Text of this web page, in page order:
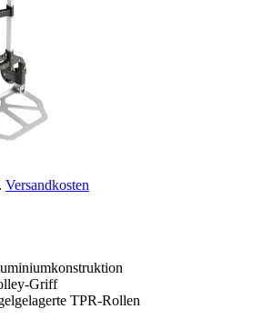
Versandkosten
Griff
TPR-Rollen